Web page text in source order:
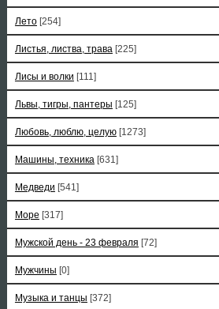
Лето [254]
Листья, листва, трава [225]
Лисы и волки [111]
Львы, тигры, пантеры [125]
Любовь, люблю, целую [1273]
Машины, техника [631]
Медведи [541]
Море [317]
Мужской день - 23 февраля [72]
Мужчины [0]
Музыка и танцы [372]